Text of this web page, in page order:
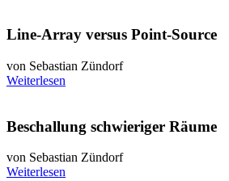
Line-Array versus Point-Source
von Sebastian Zündorf
Weiterlesen
Beschallung schwieriger Räume
von Sebastian Zündorf
Weiterlesen